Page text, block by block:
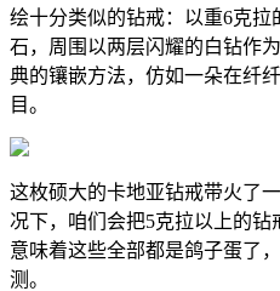
绘十分类似的钻戒：以重6克
石，周围以两层闪耀的白钻作
典的镶嵌方法，仿如一朵在纤
目。
这枚硕大的卡地亚钻戒带火了
况下，咱们会把5克拉以上的
意味着这些全部都是鸽子蛋了
测。